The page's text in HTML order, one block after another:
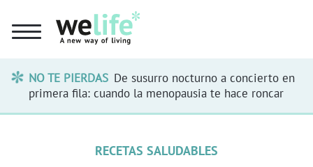
NO TE PIERDAS De susurro nocturno a concierto en
primera fila: cuando la menopausia te hace roncar
RECETAS SALUDABLES